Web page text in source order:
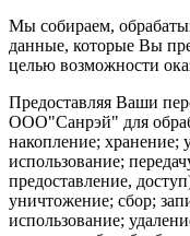
Мы собираем,
данные, которые Вы
целью возможности
Предоставляя Ваши
ООО"Санрэй" для
накопление; хранение;
использование;
предоставление,
уничтожение; сбор;
использование;